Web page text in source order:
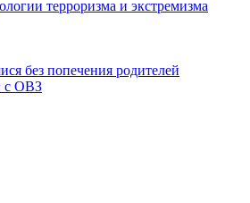
терроризма и экстремизма
без попечения родителей
с ОВЗ